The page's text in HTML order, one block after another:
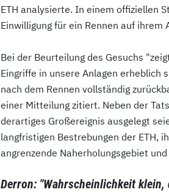
ETH analysierte. In einem offiziellen
Einwilligung für ein Rennen auf ihrem
Bei der Beurteilung des Gesuchs
Eingriffe in unsere Anlagen erheblich
nach dem Rennen vollständig
einer Mitteilung zitiert. Neben der
derartiges Großereignis ausgelegt
langfristigen Bestrebungen der ETH,
angrenzende Naherholungsgebiet
Derron: "Wahrscheinlichkeit